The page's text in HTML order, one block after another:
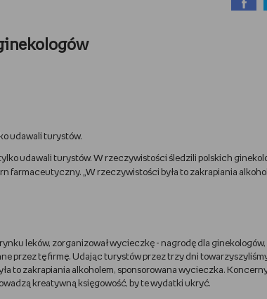
udawali turystów.
udawali turystów. W rzeczywistości śledzili polskich
farmaceutyczny. „W rzeczywistości była to zakrapiania
leków, zorganizował wycieczkę - nagrodę dla ginekologów,
przez tę firmę. Udając turystów przez trzy dni
to zakrapiania alkoholem, sponsorowana wycieczka.
kreatywną księgowość, by te wydatki ukryć.